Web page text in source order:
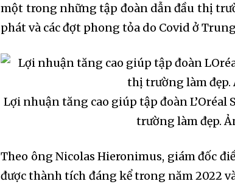
một trong những tập đoàn dẫn đầu thị
phát và các đợt phong tỏa do Covid ở
Lợi nhuận tăng cao giúp tập đoàn
trường làm đẹp.
Theo ông Nicolas Hieronimus, giám đốc
được thành tích đáng kể trong năm 2022